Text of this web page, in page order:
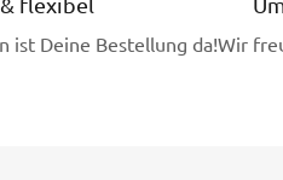
flexibel
ist Deine Bestellung da!Wir